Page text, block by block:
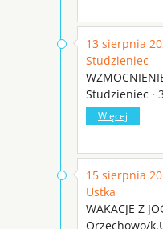
13 sierpnia
Studzieniec
Studzieniec ·
Więcej
15 sierpnia
Ustka
WAKACJE Z
Orzechowo/